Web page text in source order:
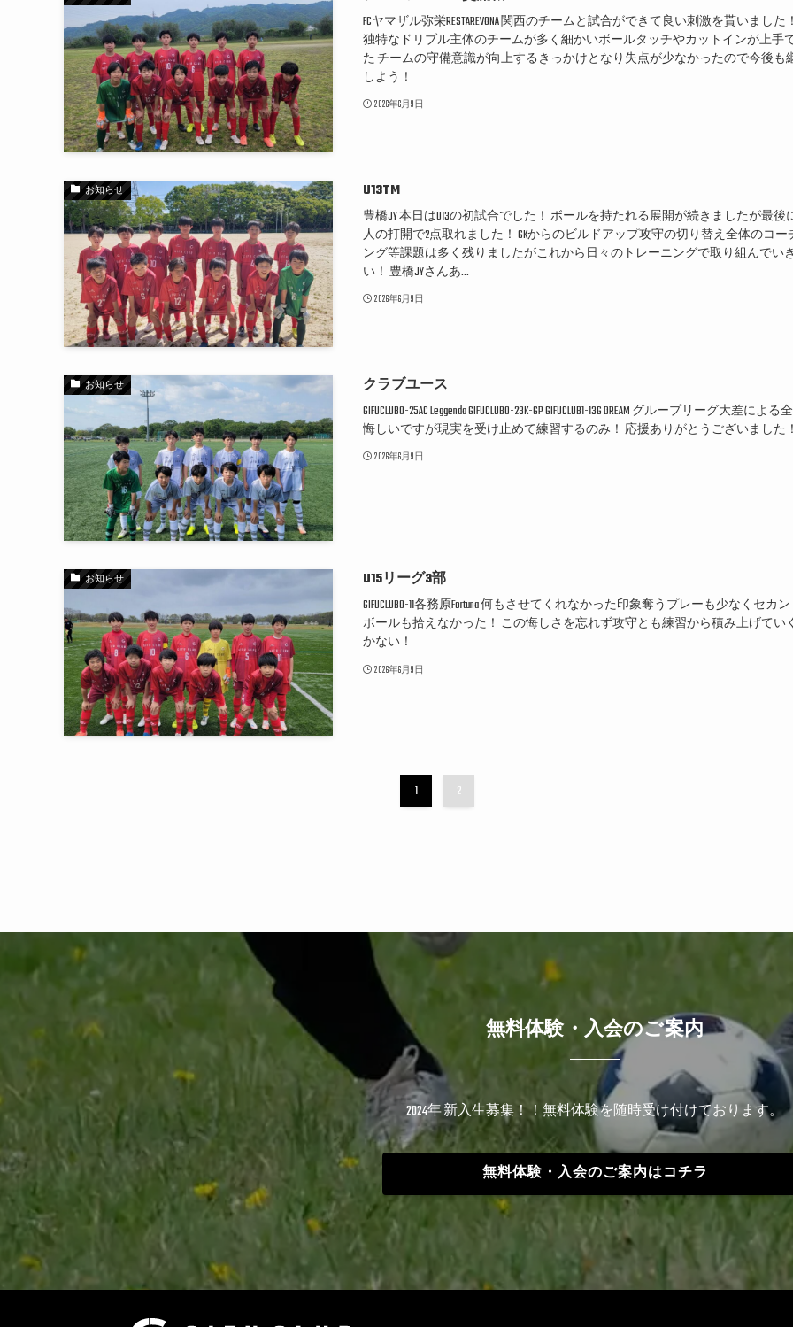
FCヤマザル弥栄RESTAREVONA 関西のチームと試合ができて良い刺激を貰いました！
独特なドリブル主体のチームが多く細かいボールタッチやカットインが上手
た チームの守備意識が向上するきっかけとなり失点が少なかったので今後も
しよう！
2026年6月9日
お知らせ U13TM
豊橋JY 本日はU13の初試合でした！ ボールを持たれる展開が続きましたが最後
人の打開で2点取れました！ GKからのビルドアップ攻守の切り替え全体のコー
ング等課題は多く残りましたがこれから日々のトレーニングで取り組んでい
い！ 豊橋JYさんあ...
2026年6月9日
お知らせ クラブユース
GIFUCLUB0-25AC Leggenda GIFUCLUB0-23K-GP GIFUCLUB1-13G DREAM グループリーグ大差による
悔しいですが現実を受け止めて練習するのみ！ 応援ありがとうございました！
2026年6月9日
お知らせ U15リーグ3部
GIFUCLUB0-11各務原Fortuna 何もさせてくれなかった印象奪うプレーも少なくセカン
ボールも拾えなかった！ この悔しさを忘れず攻守とも練習から積み上げてい
かない！
2026年6月9日
1 2
無料体験・入会のご案内
2024年 新入生募集！！無料体験を随時受け付けております。
無料体験・入会のご案内はコチラ